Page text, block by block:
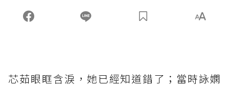
芯茹眼眶含淚，她已經知道錯了；當時詠嫻